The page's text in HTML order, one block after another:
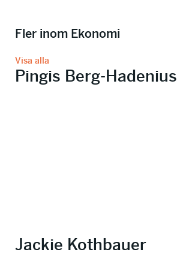
Fler inom Ekonomi
Visa alla
Pingis Berg-Hadenius
Jackie Kothbauer